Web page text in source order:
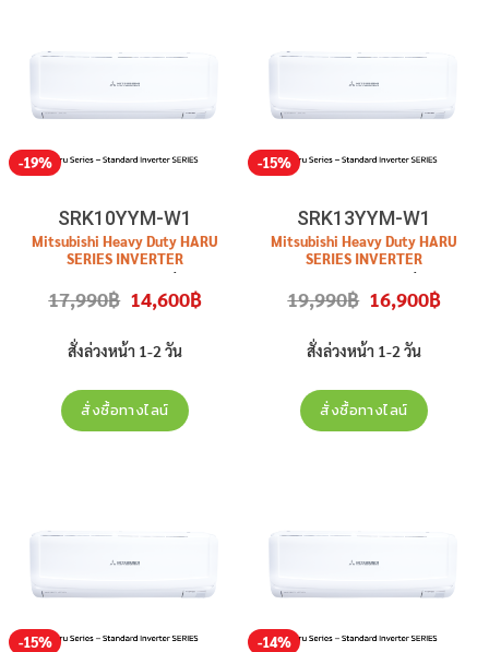
-19%
SRK10YYM-W1
Mitsubishi Heavy Duty HARU
SERIES INVERTER
รุ่น
SRK10YYM-W1
สินค้าใหม่ประกัน
17,990฿ Original
price
17,990฿.
14,600฿Current
price
สั่งล่วงหน้า 1-2 วัน
สั่งซื้อทางไลน์
-15%
SRK13YYM-W1
Mitsubishi Heavy Duty HARU
SERIES INVERTER
รุ่น
SRK13YYM-W1
สินค้าใหม่ประกัน
19,990฿ Original
price
19,990฿.
16,900฿price
สั่งล่วงหน้า 1-2 วัน
สั่งซื้อทางไลน์
-15% -14%